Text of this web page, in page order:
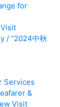
for
/ “2024中秋
Services
&
Visit